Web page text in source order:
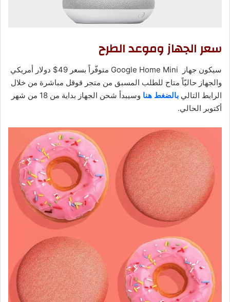
سعر الجهاز وموعد الطرح
سيكون جهاز Google Home Mini متوفّراً بسعر 49$ دولار أمريكي
والجهاز حاليّاً متاح للطلب المسبق من متجر قوقل مباشرة من خلال
الرابط التالي بالضغط هنا
وسيبدأ شحن الجهاز بداية من 18 من شهر
أكتوبر الحالي.